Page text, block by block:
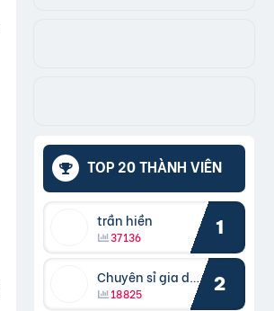
TOP 20 THÀNH VIÊN
trần hiền
37136 1
Chuyên sỉ gia dụng
18825 2